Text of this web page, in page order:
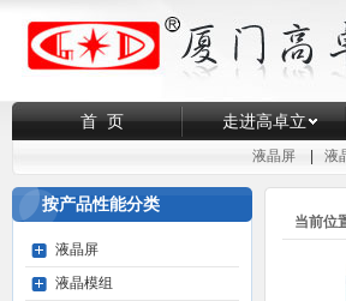
首 页 走进高卓立
液晶屏 液
按产品性能分类
液晶屏
液晶模组
当前位